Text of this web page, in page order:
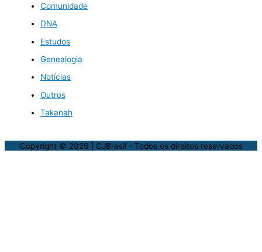
Comunidade
DNA
Estudos
Genealogia
Notícias
Outros
Takanah
Copyright © 2026 | CJBrasil - Todos os direitos reservados